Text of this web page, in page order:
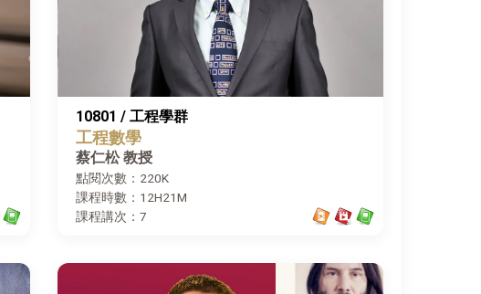
10801 / 工程學群
工程數學
蔡仁松 教授
點閱次數：220K
課程時數：12H21M
課程講次：7